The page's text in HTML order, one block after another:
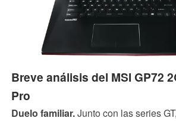
Breve análisis del MSI GP72
Pro
Duelo familiar.Junto con las series